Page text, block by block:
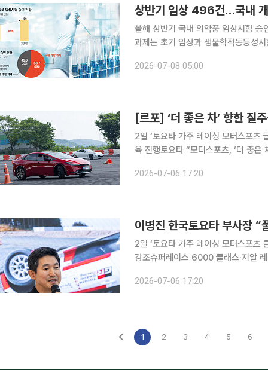
상반기 임상 496건…국내 개
올해 상반기 국내 의약품 임상시험
과제는 초기 임상과 생물학적동등성
에 따르면 올해 1~6월 승인된 의약
2026-07-08 05:00
2일 ‘토요타 가주 레이싱 모터스포츠
육 진행토요타 “모터스포츠, ‘더 좋은
아스팔트 위를 미끄러진 타이어에서
2026-07-06 17:20
2일 ‘토요타 가주 레이싱 모터스포츠
강조슈퍼레이스 6000 클래스·지알
게 생각합니다.” 이병진 한
2026-07-06 17:20
1 2 3 4 5 6